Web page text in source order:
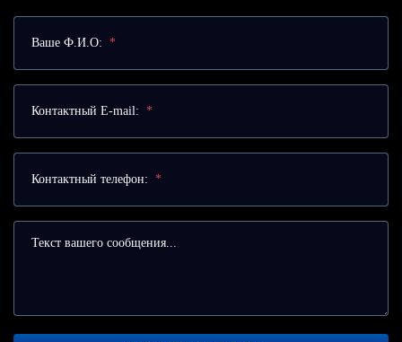
Ваше Ф.И.О: *
Контактный E-mail: *
Контактный телефон: *
Текст вашего сообщения...